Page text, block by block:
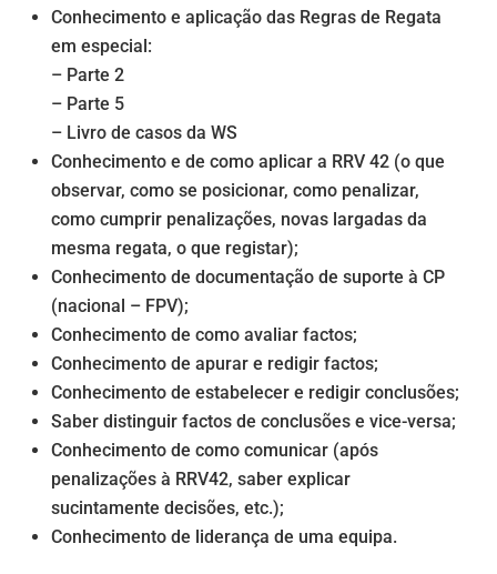
Conhecimento e aplicação das Regras de Regata
em especial:
– Parte 2
– Parte 5
– Livro de casos da WS
Conhecimento e de como aplicar a RRV 42 (o que
observar, como se posicionar, como penalizar,
como cumprir penalizações, novas largadas da
mesma regata, o que registar);
Conhecimento de documentação de suporte à CP
(nacional – FPV);
Conhecimento de como avaliar factos;
Conhecimento de apurar e redigir factos;
Conhecimento de estabelecer e redigir conclusões;
Saber distinguir factos de conclusões e vice-versa;
Conhecimento de como comunicar (após
penalizações à RRV42, saber explicar
sucintamente decisões, etc.);
Conhecimento de liderança de uma equipa.